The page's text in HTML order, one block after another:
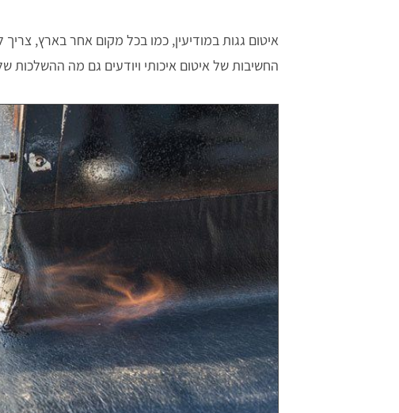
איטום גגות במודיעין, כמו בכל מקום אחר בארץ,
החשיבות של איטום איכותי ויודעים גם מה